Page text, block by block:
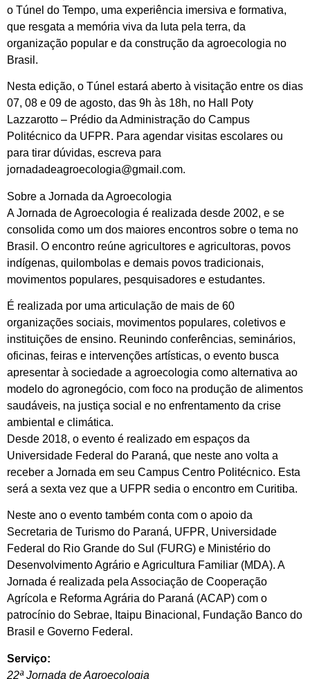
o Túnel do Tempo, uma experiência imersiva e formativa,
que resgata a memória viva da luta pela terra, da
organização popular e da construção da agroecologia no
Brasil.
Nesta edição, o Túnel estará aberto à visitação entre os dias
07, 08 e 09 de agosto, das 9h às 18h, no Hall Poty
Lazzarotto – Prédio da Administração do Campus
Politécnico da UFPR. Para agendar visitas escolares ou
para tirar dúvidas, escreva para
jornadadeagroecologia@gmail.com.
Sobre a Jornada da Agroecologia
A Jornada de Agroecologia é realizada desde 2002, e se
consolida como um dos maiores encontros sobre o tema no
Brasil. O encontro reúne agricultores e agricultoras, povos
indígenas, quilombolas e demais povos tradicionais,
movimentos populares, pesquisadores e estudantes.
É realizada por uma articulação de mais de 60
organizações sociais, movimentos populares, coletivos e
instituições de ensino. Reunindo conferências, seminários,
oficinas, feiras e intervenções artísticas, o evento busca
apresentar à sociedade a agroecologia como alternativa ao
modelo do agronegócio, com foco na produção de alimentos
saudáveis, na justiça social e no enfrentamento da crise
ambiental e climática.
Desde 2018, o evento é realizado em espaços da
Universidade Federal do Paraná, que neste ano volta a
receber a Jornada em seu Campus Centro Politécnico. Esta
será a sexta vez que a UFPR sedia o encontro em Curitiba.
Neste ano o evento também conta com o apoio da
Secretaria de Turismo do Paraná, UFPR, Universidade
Federal do Rio Grande do Sul (FURG) e Ministério do
Desenvolvimento Agrário e Agricultura Familiar (MDA). A
Jornada é realizada pela Associação de Cooperação
Agrícola e Reforma Agrária do Paraná (ACAP) com o
patrocínio do Sebrae, Itaipu Binacional, Fundação Banco do
Brasil e Governo Federal.
Serviço:
22ª Jornada de Agroecologia